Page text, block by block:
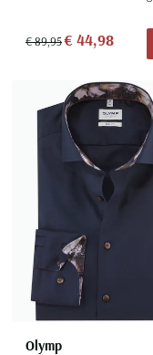
€ 89,95€ 44,98
Olymp